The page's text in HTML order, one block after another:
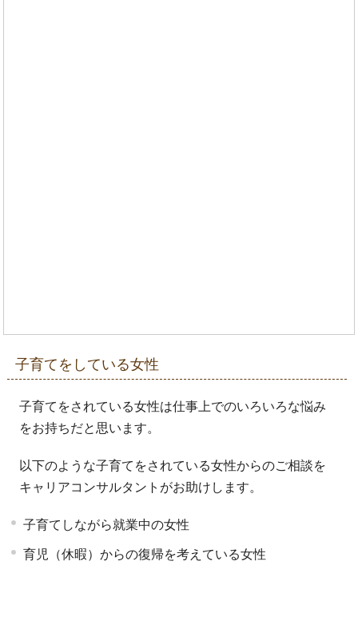
子育てをしている女性
子育てをされている女性は仕事上でのいろいろな悩み
をお持ちだと思います。
以下のような子育てをされている女性からのご相談を
キャリアコンサルタントがお助けします。
子育てしながら就業中の女性
育児（休暇）からの復帰を考えている女性